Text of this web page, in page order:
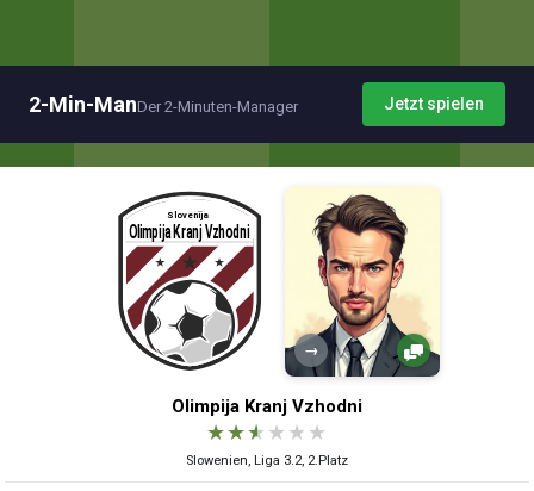
2-Min-ManDer 2-Minuten-Manager Jetzt spielen
→
Olimpija Kranj Vzhodni
★★★ ★ ★ ★
Slowenien, Liga 3.2, 2.Platz